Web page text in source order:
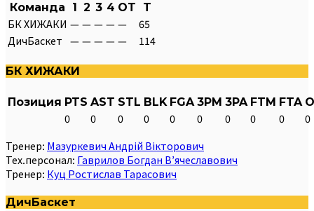
Команда 1 2 3 4 OT T
БК ХИЖАКИ — — — — —
65
ДичБаскет — — — — — 114
БК ХИЖАКИ
Позиция PTS AST STL BLK FGA 3PM 3PA FTM FTA
0 0 0 0 0 0 0 0 0
0
Тренер: Мазуркевич Андрій Вікторович
Тех.персонал: Гаврилов Богдан В’ячеславович
Тренер: Куц Ростислав Тарасович
ДичБаскет